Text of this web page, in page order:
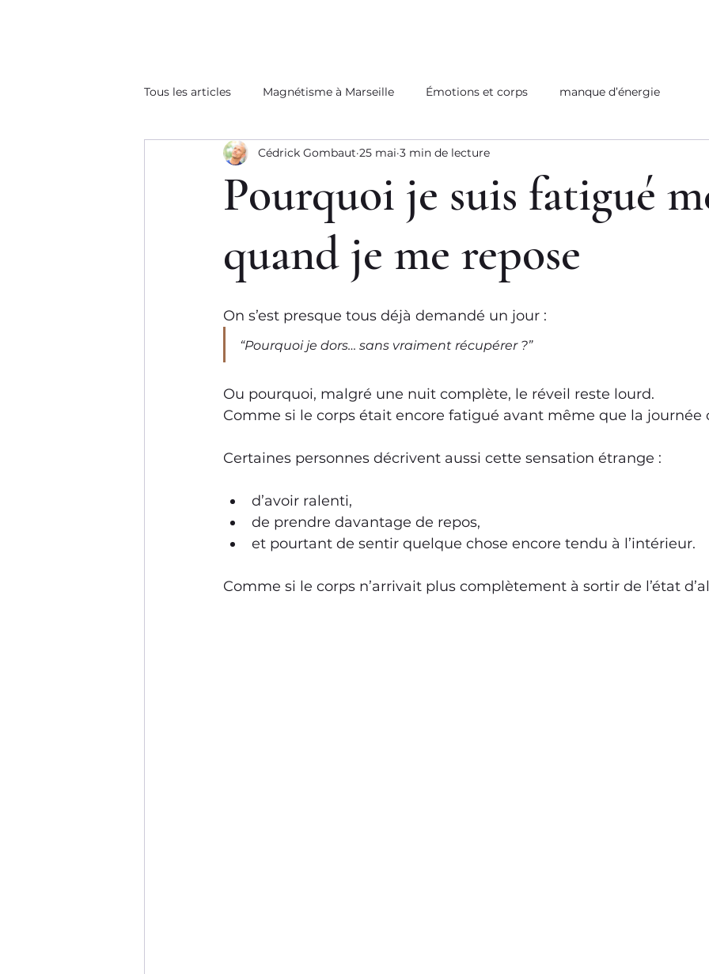
Tous les articles Magnétisme à Marseille Émotions et corps manque d’énergie
Pourquoi je suis fatigué
quand je me repose
Cédrick Gombaut 25 mai 3 min de lecture
On s’est presque tous déjà demandé un jour :
“Pourquoi je dors… sans vraiment récupérer ?”
Ou pourquoi, malgré une nuit complète, le réveil reste lourd.
Comme si le corps était encore fatigué avant même que la journée
Certaines personnes décrivent aussi cette sensation étrange :
d’avoir ralenti,
de prendre davantage de repos,
et pourtant de sentir quelque chose encore tendu à l’intérieur.
Comme si le corps n’arrivait plus complètement à sortir de l’état